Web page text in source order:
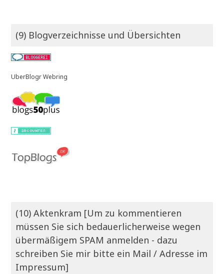
(9) Blogverzeichnisse und Übersichten
UberBlogr Webring
(10) Aktenkram [Um zu kommentieren
müssen Sie sich bedauerlicherweise wegen
übermäßigem SPAM anmelden - dazu
schreiben Sie mir bitte ein Mail / Adresse im
Impressum]